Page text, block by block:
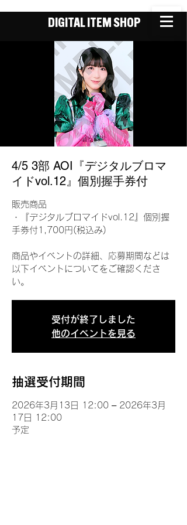
DIGITAL ITEM SHOP
4/5 3部 AOI『デジタルブロマ
イドvol.12』個別握手券付
販売商品
・『デジタルブロマイドvol.12』個別握
手券付1,700円(税込み)
商品やイベントの詳細、応募期間などは
以下イベントについてをご確認くださ
い。
受付が終了しました
他のイベントを見る
抽選受付期間
2026年3月13日 12:00 – 2026年3月
17日 12:00
予定